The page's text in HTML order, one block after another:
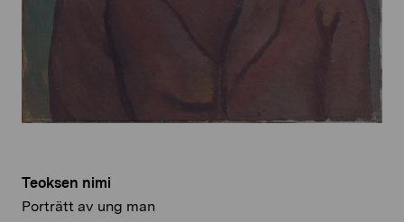
Teoksen nimi
Porträtt av ung man